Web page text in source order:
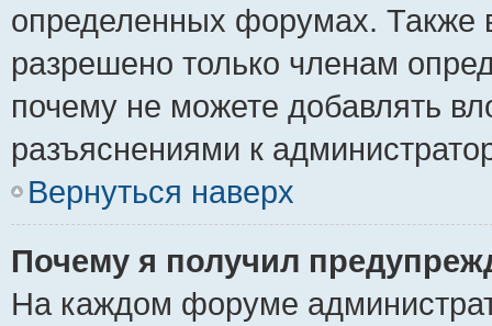
определенных форумах. Также
разрешено только членам
почему не можете добавлять
разъяснениями к
Вернуться наверх
Почему я получил
На каждом форуме